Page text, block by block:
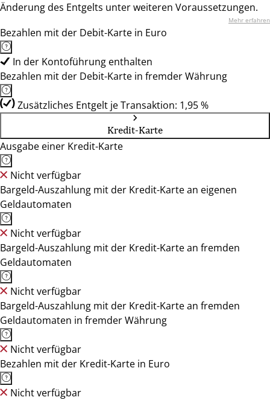
Änderung des Entgelts unter weiteren Voraussetzungen.
Mehr erfahren
Bezahlen mit der Debit-Karte in Euro
In der Kontoführung enthalten
Bezahlen mit der Debit-Karte in fremder Währung
Zusätzliches Entgelt je Transaktion: 1,95 %
Kredit-Karte
Ausgabe einer Kredit-Karte
Nicht verfügbar
Bargeld-Auszahlung mit der Kredit-Karte an eigenen
Geldautomaten
Nicht verfügbar
Bargeld-Auszahlung mit der Kredit-Karte an fremden
Geldautomaten
Nicht verfügbar
Bargeld-Auszahlung mit der Kredit-Karte an fremden
Geldautomaten in fremder Währung
Nicht verfügbar
Bezahlen mit der Kredit-Karte in Euro
Nicht verfügbar